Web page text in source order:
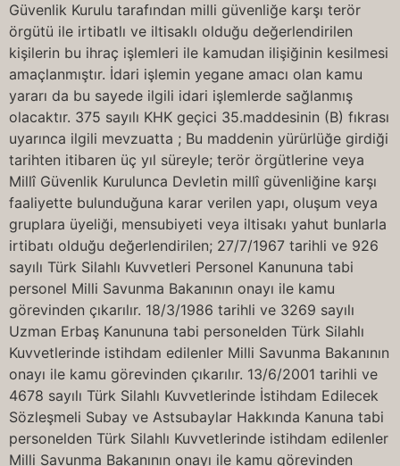
Güvenlik Kurulu tarafından milli güvenliğe karşı terör
örgütü ile irtibatlı ve iltisaklı olduğu değerlendirilen
kişilerin bu ihraç işlemleri ile kamudan ilişiğinin kesilmesi
amaçlanmıştır. İdari işlemin yegane amacı olan kamu
yararı da bu sayede ilgili idari işlemlerde sağlanmış
olacaktır. 375 sayılı KHK geçici 35.maddesinin (B) fıkrası
uyarınca ilgili mevzuatta ; Bu maddenin yürürlüğe girdiği
tarihten itibaren üç yıl süreyle; terör örgütlerine veya
Millî Güvenlik Kurulunca Devletin millî güvenliğine karşı
faaliyette bulunduğuna karar verilen yapı, oluşum veya
gruplara üyeliği, mensubiyeti veya iltisakı yahut bunlarla
irtibatı olduğu değerlendirilen; 27/7/1967 tarihli ve 926
sayılı Türk Silahlı Kuvvetleri Personel Kanununa tabi
personel Milli Savunma Bakanının onayı ile kamu
görevinden çıkarılır. 18/3/1986 tarihli ve 3269 sayılı
Uzman Erbaş Kanununa tabi personelden Türk Silahlı
Kuvvetlerinde istihdam edilenler Milli Savunma Bakanının
onayı ile kamu görevinden çıkarılır. 13/6/2001 tarihli ve
4678 sayılı Türk Silahlı Kuvvetlerinde İstihdam Edilecek
Sözleşmeli Subay ve Astsubaylar Hakkında Kanuna tabi
personelden Türk Silahlı Kuvvetlerinde istihdam edilenler
Milli Savunma Bakanının onayı ile kamu görevinden